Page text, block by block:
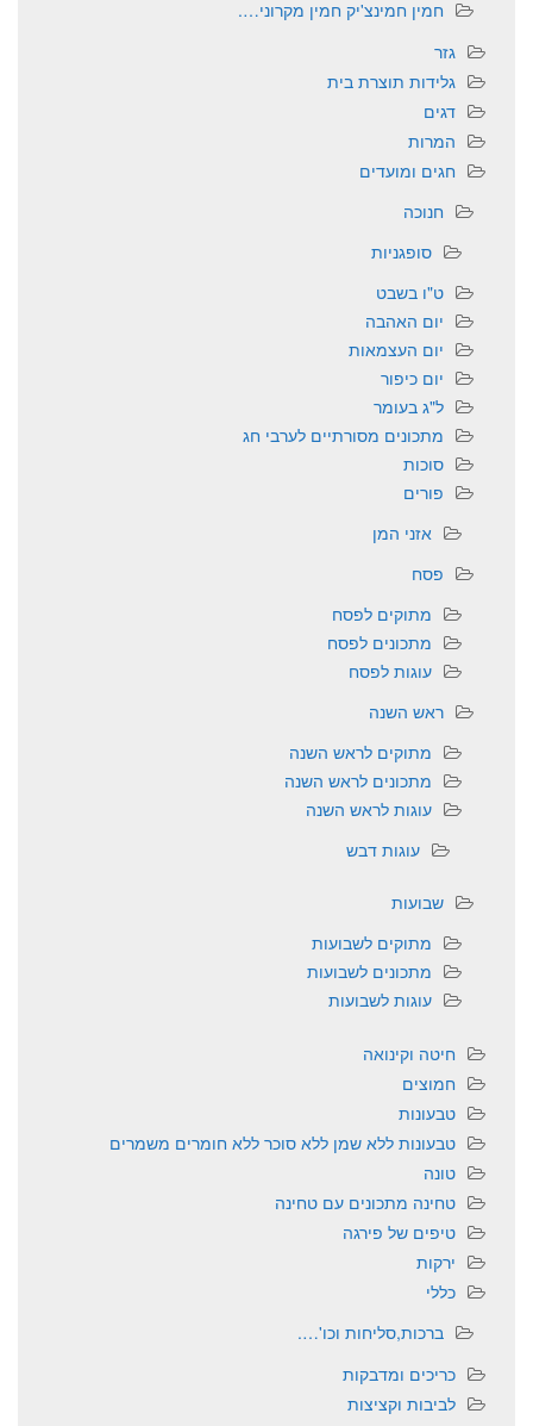
חמין חמינצ'יק חמין מקרוני….
גזר
גלידות תוצרת בית
דגים
המרות
חגים ומועדים
חנוכה
סופגניות
ט"ו בשבט
יום האהבה
יום העצמאות
יום כיפור
ל"ג בעומר
מתכונים מסורתיים לערבי חג
סוכות
פורים
אזני המן
פסח
מתוקים לפסח
מתכונים לפסח
עוגות לפסח
ראש השנה
מתוקים לראש השנה
מתכונים לראש השנה
עוגות לראש השנה
עוגות דבש
שבועות
מתוקים לשבועות
מתכונים לשבועות
עוגות לשבועות
חיטה וקינואה
חמוצים
טבעונות
טבעונות ללא שמן ללא סוכר ללא חומרים משמרים
טונה
טחינה מתכונים עם טחינה
טיפים של פירגה
ירקות
כללי
ברכות,סליחות וכו'….
כריכים ומדבקות
לביבות וקציצות